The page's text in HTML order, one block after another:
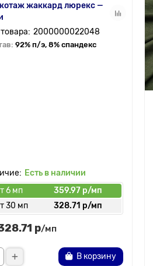
жаккард люрекс —
2000000022048
92% п/э, 8% спандекс
Есть в наличии
6 мп
359.97 р/мп
30 мп
328.71 р/мп
р/мп
В корзину